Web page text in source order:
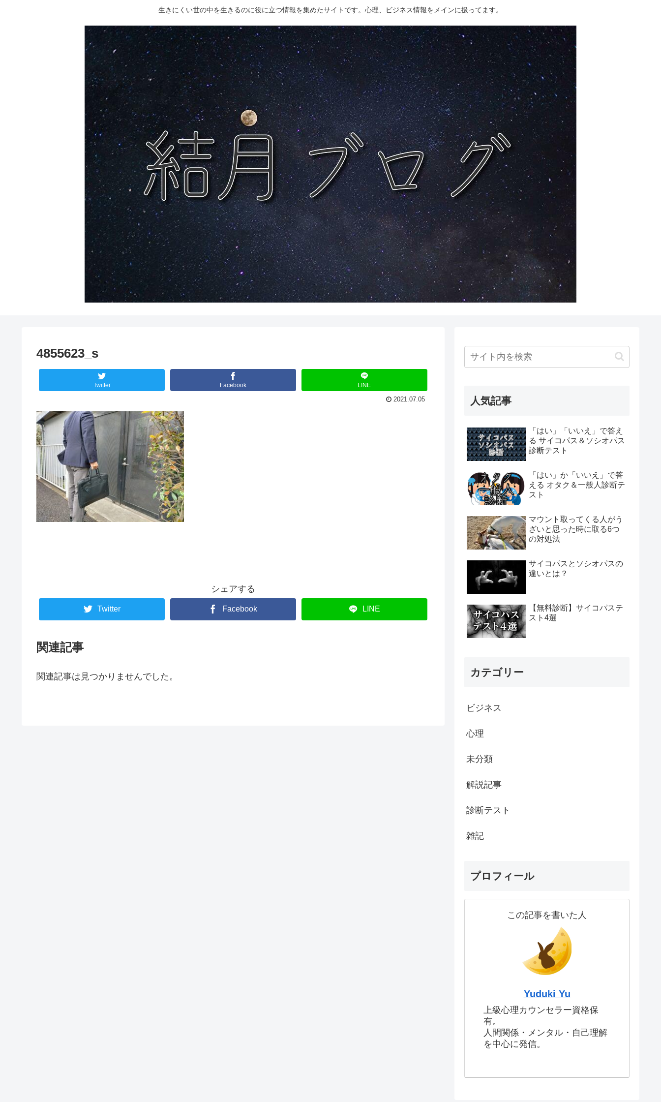
生きにくい世の中を生きるのに役に立つ情報を集めたサイトです。心理、ビジネス情報をメインに扱ってます。
4855623_s
Twitter Facebook LINE
2021.07.05
シェアする
Twitter Facebook LINE
関連記事
関連記事は見つかりませんでした。
人気記事
「はい」「いいえ」で答え
る サイコパス＆ソシオパス
診断テスト
「はい」か「いいえ」で答
える オタク＆一般人診断テ
スト
マウント取ってくる人がう
ざいと思った時に取る6つ
の対処法
サイコパスとソシオパスの
違いとは？
【無料診断】サイコパステ
スト4選
カテゴリー
ビジネス
心理
未分類
解説記事
診断テスト
雑記
プロフィール
この記事を書いた人
Yuduki Yu
上級心理カウンセラー資格保
有。
人間関係・メンタル・自己理解
を中心に発信。